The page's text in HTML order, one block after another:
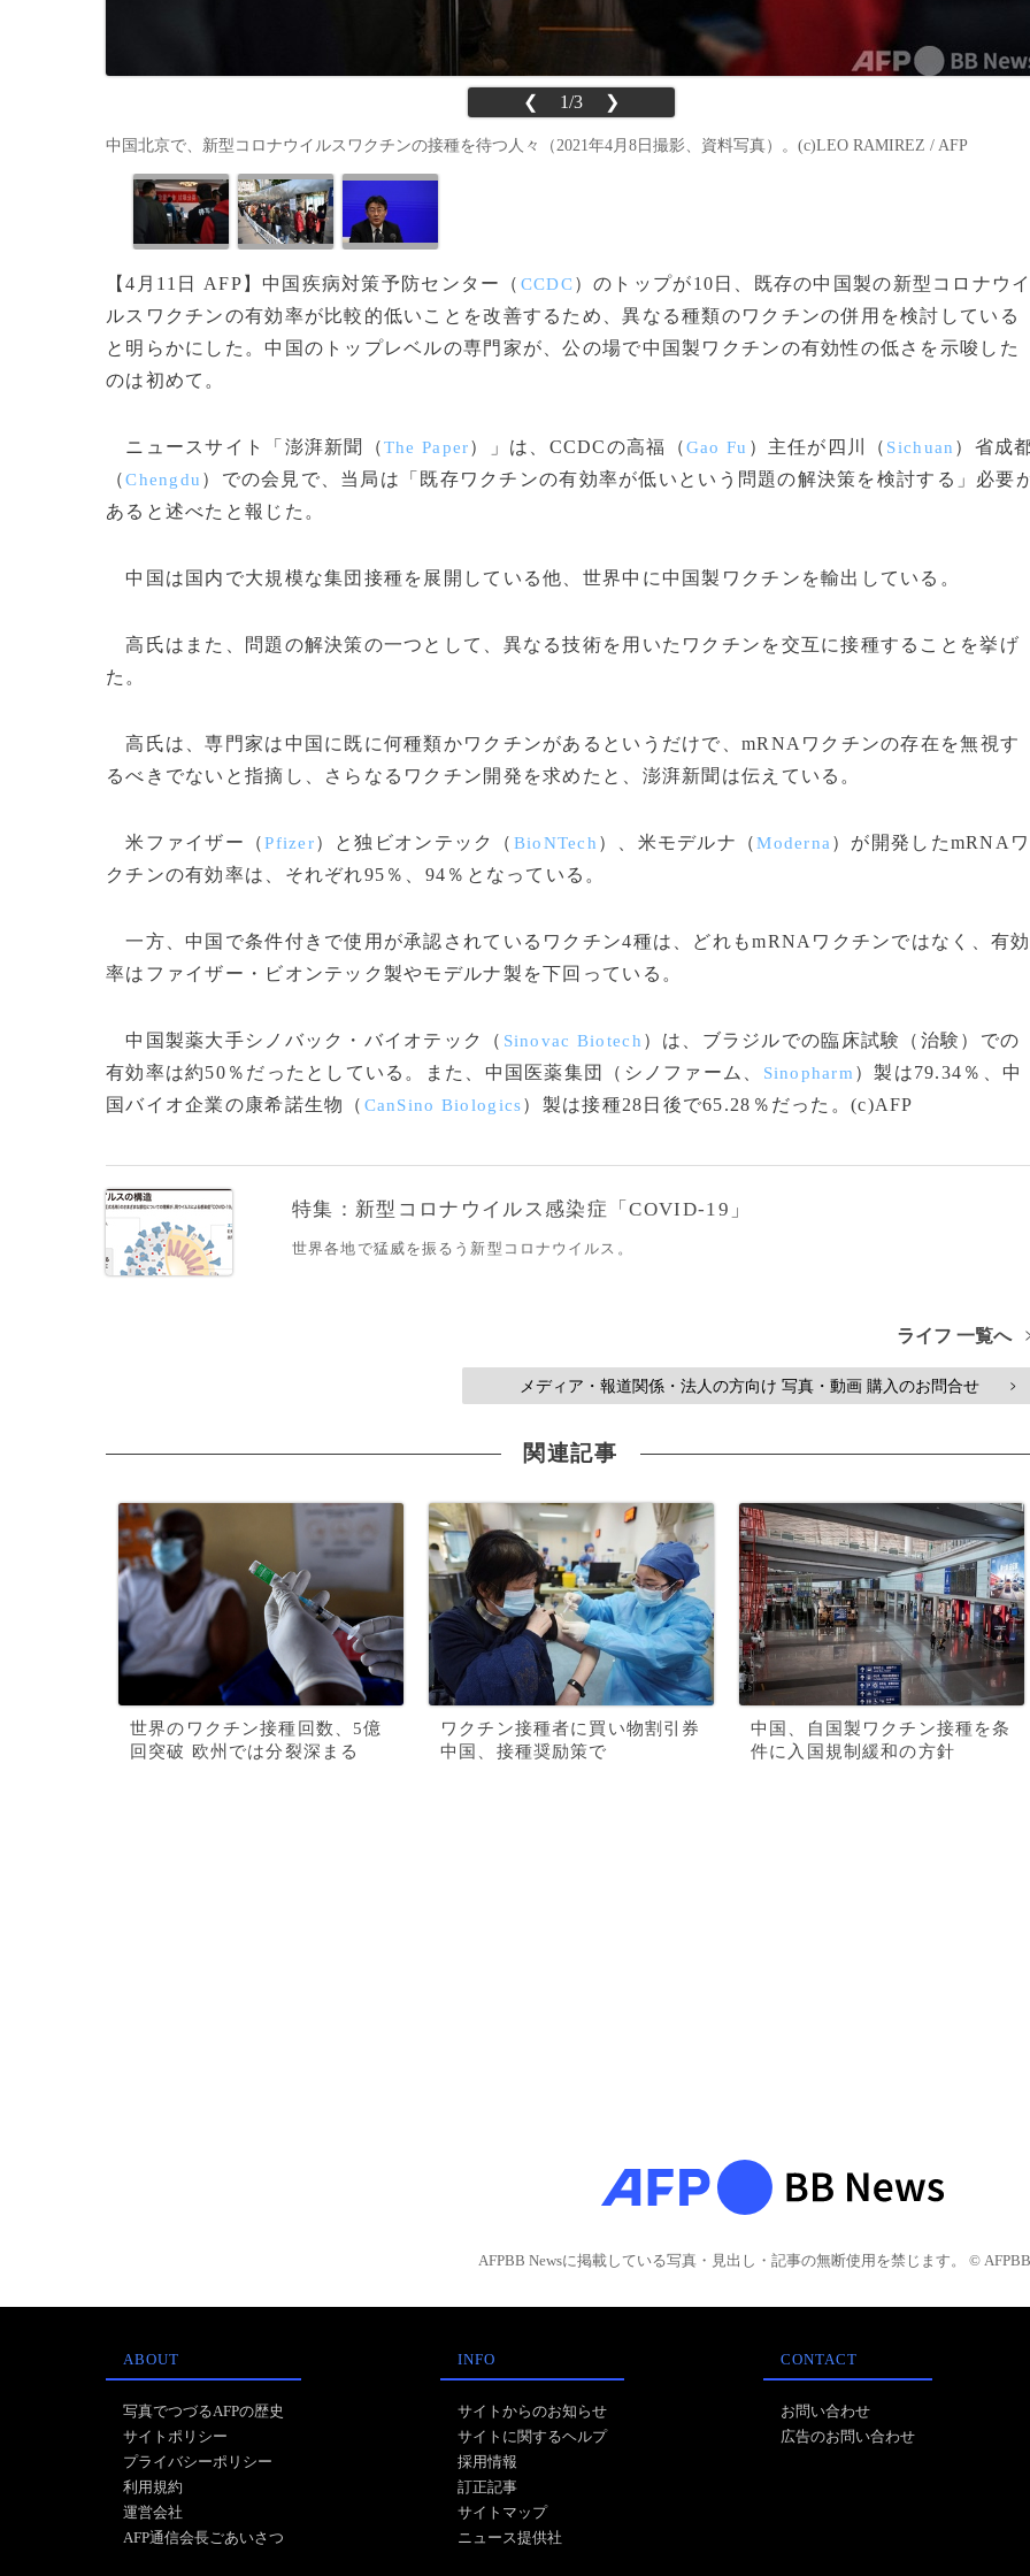
❮ 1/3 ❯
中国北京で、新型コロナウイルスワクチンの接種を待つ人々（2021年4月8日撮影、資料写真）。(c)LEO RAMIREZ / AFP
【4月11日 AFP】中国疾病対策予防センター（ CCDC）のトップが10日、既存の中国製の新型コロナウ
ルスワクチンの有効率が比較的低いことを改善するため、異なる種類のワクチンの併用を検討している
と明らかにした。中国のトップレベルの専門家が、公の場で中国製ワクチンの有効性の低さを示唆した
のは初めて。
ニュースサイト「澎湃新聞（The Paper）」は、CCDCの高福（Gao Fu ）主任が四川（ Sichuan ）省成
（Chengdu ）での会見で、当局は「既存ワクチンの有効率が低いという問題の解決策を検討する」必要
あると述べたと報じた。
中国は国内で大規模な集団接種を展開している他、世界中に中国製ワクチンを輸出している。
高氏はまた、問題の解決策の一つとして、異なる技術を用いたワクチンを交互に接種することを挙げ
た。
高氏は、専門家は中国に既に何種類かワクチンがあるというだけで、mRNAワクチンの存在を無視す
るべきでないと指摘し、さらなるワクチン開発を求めたと、澎湃新聞は伝えている。
米ファイザー（Pfizer）と独ビオンテック（ BioNTech ）、米モデルナ（Moderna ）が開発したmRNAワ
クチンの有効率は、それぞれ95％、94％となっている。
一方、中国で条件付きで使用が承認されているワクチン4種は、どれもmRNAワクチンではなく、有効
率はファイザー・ビオンテック製やモデルナ製を下回っている。
中国製薬大手シノバック・バイオテック（ Sinovac Biotech ）は、ブラジルでの臨床試験（治験）での
有効率は約50％だったとしている。また、中国医薬集団（シノファーム、
Sinopharm ）製は79.34％、中
国バイオ企業の康希諾生物（ CanSino Biologics）製は接種28日後で65.28％だった。(c)AFP
特集：新型コロナウイルス感染症「COVID-19」
世界各地で猛威を振るう新型コロナウイルス。
ライフ 一覧へ
メディア・報道関係・法人の方向け 写真・動画 購入のお問合せ >
関連記事
世界のワクチン接種回数、5億
回突破 欧州では分裂深まる
ワクチン接種者に買い物割引券
中国、接種奨励策で
中国、自国製ワクチン接種を条
件に入国規制緩和の方針
AFPBB Newsに掲載している写真・見出し・記事の無断使用を禁じます。 © AFPBB
ABOUT
写真でつづるAFPの歴史
サイトポリシー
プライバシーポリシー
利用規約
運営会社
AFP通信会長ごあいさつ
INFO
サイトからのお知らせ
サイトに関するヘルプ
採用情報
訂正記事
サイトマップ
ニュース提供社
CONTACT
お問い合わせ
広告のお問い合わせ